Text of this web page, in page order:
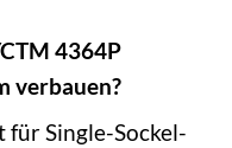
4364P
verbauen?
für Single-Sockel-